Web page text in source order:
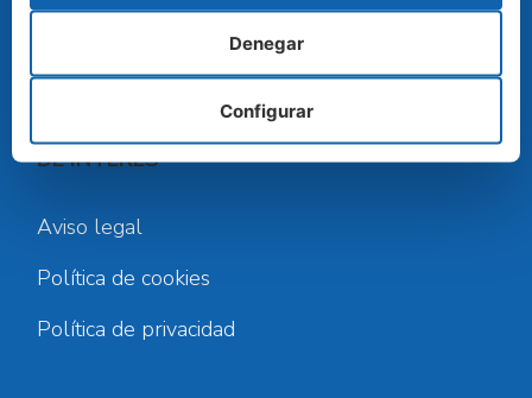
Teléfono:900 813 913
Email:info@controlhumedades.com
DE INTERÉS
Aviso legal
Política de cookies
Política de privacidad
Configurar
Denegar